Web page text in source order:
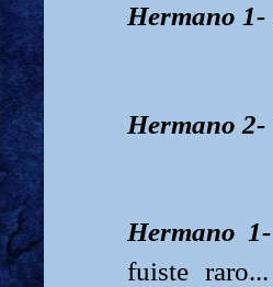
Hermano 1-
Hermano 2-
Hermano 1-
fuiste raro...